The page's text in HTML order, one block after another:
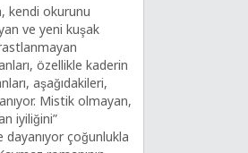
kendi okurunu
ve yeni kuşak
özellikle kaderin
aşağıdakileri,
Mistik olmayan,
iyiliğini”
çoğunlukla